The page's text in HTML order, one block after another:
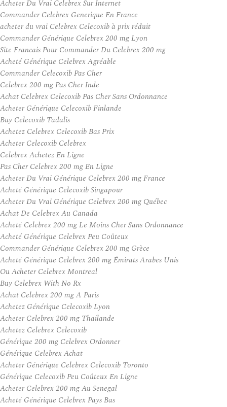
Acheter Du Vrai Celebrex Sur Internet
Commander Celebrex Generique En France
acheter du vrai Celebrex Celecoxib à prix réduit
Commander Générique Celebrex 200 mg Lyon
Site Francais Pour Commander Du Celebrex 200 mg
Acheté Générique Celebrex Agréable
Commander Celecoxib Pas Cher
Celebrex 200 mg Pas Cher Inde
Achat Celebrex Celecoxib Pas Cher Sans Ordonnance
Acheter Générique Celecoxib Finlande
Buy Celecoxib Tadalis
Achetez Celebrex Celecoxib Bas Prix
Acheter Celecoxib Celebrex
Celebrex Achetez En Ligne
Pas Cher Celebrex 200 mg En Ligne
Acheter Du Vrai Générique Celebrex 200 mg France
Acheté Générique Celecoxib Singapour
Acheter Du Vrai Générique Celebrex 200 mg Québec
Achat De Celebrex Au Canada
Acheté Celebrex 200 mg Le Moins Cher Sans Ordonnance
Acheté Générique Celebrex Peu Coûteux
Commander Générique Celebrex 200 mg Grèce
Acheté Générique Celebrex 200 mg Émirats Arabes Unis
Ou Acheter Celebrex Montreal
Buy Celebrex With No Rx
Achat Celebrex 200 mg A Paris
Achetez Générique Celecoxib Lyon
Acheter Celebrex 200 mg Thailande
Achetez Celebrex Celecoxib
Générique 200 mg Celebrex Ordonner
Générique Celebrex Achat
Acheter Générique Celebrex Celecoxib Toronto
Générique Celecoxib Peu Coûteux En Ligne
Acheter Celebrex 200 mg Au Senegal
Acheté Générique Celebrex Pays Bas